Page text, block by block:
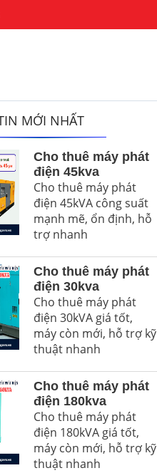
MỚI NHẤT
Cho thuê máy phát
điện 45kva
Cho thuê máy phát
điện 45kVA công suất
mạnh mẽ, ổn định, hỗ
trợ nhanh
Cho thuê máy phát
điện 30kva
Cho thuê máy phát
điện 30kVA giá tốt,
máy còn mới, hỗ trợ kỹ
thuật nhanh
Cho thuê máy phát
điện 180kva
Cho thuê máy phát
điện 180kVA giá tốt,
máy còn mới, hỗ trợ kỹ
thuật nhanh